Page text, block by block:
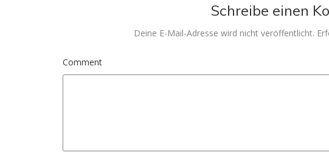
Schreibe einen
Deine E-Mail-Adresse wird nicht veröffentlicht.
Comment